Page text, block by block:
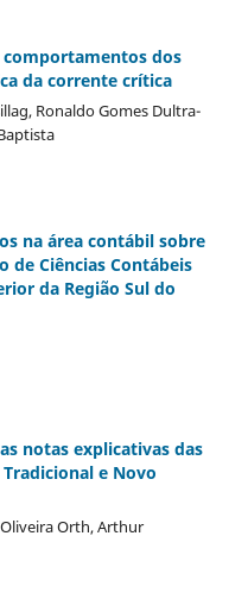
comportamentos dos
da corrente crítica
Ronaldo Gomes Dultra-
na área contábil sobre
de Ciências Contábeis
da Região Sul do
notas explicativas das
e Novo
Orth, Arthur